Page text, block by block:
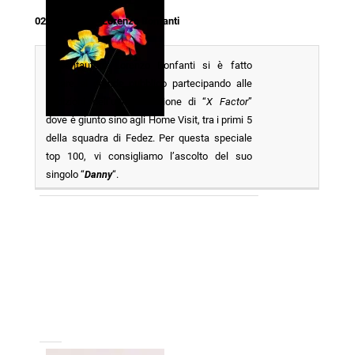
026 – Danny – Lorenzo Bonfanti
Il cantautore Lorenzo Bonfanti si è fatto
notare al grande pubblico partecipando alle
audizioni dell’ultima edizione di “X Factor”
dove è giunto sino agli Home Visit, tra i primi 5
della squadra di Fedez. Per questa speciale
top 100, vi consigliamo l’ascolto del suo
singolo “Danny“.